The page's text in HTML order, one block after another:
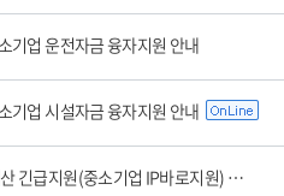
기업 운전자금 융자지원 안내
기업 시설자금 융자지원 안내
원(중소기업 IP바로지원) 사업 모집공고(3차)